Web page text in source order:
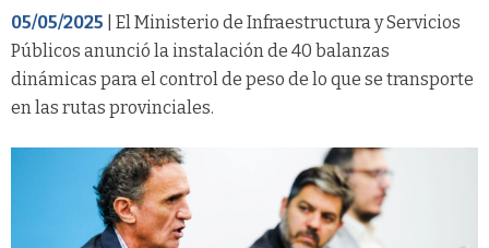
05/05/2025 | El Ministerio de Infraestructura y Servicios
Públicos anunció la instalación de 40 balanzas
dinámicas para el control de peso de lo que se transporte
en las rutas provinciales.